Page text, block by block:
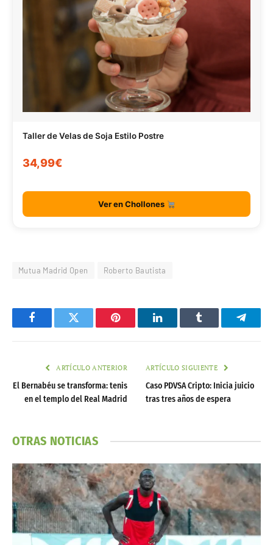
Taller de Velas de Soja Estilo Postre
34,99€
Ver en Chollones
Mutua Madrid Open Roberto Bautista
FacebookTwitter Pinterest LinkedInTumblr
ARTÍCULO ANTERIOR
El Bernabéu se transforma: tenis
en el templo del Real Madrid
ARTÍCULO SIGUIENTE
Caso PDVSA Cripto: Inicia juicio
tras tres años de espera
OTRAS NOTICIAS